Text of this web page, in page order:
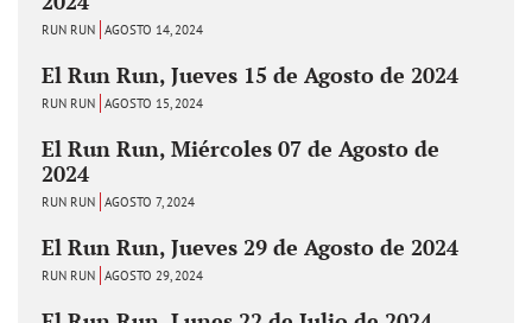
RUN RUN AGOSTO 14, 2024
El Run Run, Jueves 15 de Agosto de 2024
RUN RUN AGOSTO 15, 2024
El Run Run, Miércoles 07 de Agosto de
2024
RUN RUN AGOSTO 7, 2024
El Run Run, Jueves 29 de Agosto de 2024
RUN RUN AGOSTO 29, 2024